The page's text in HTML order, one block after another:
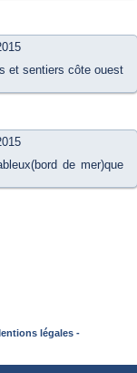
et sentiers côte ouest
de mer)que
légales -